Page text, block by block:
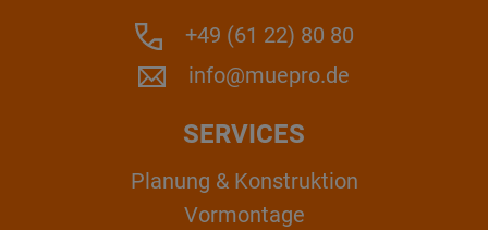
+49 (61 22) 80 80
info@muepro.de
SERVICES
Planung & Konstruktion
Vormontage